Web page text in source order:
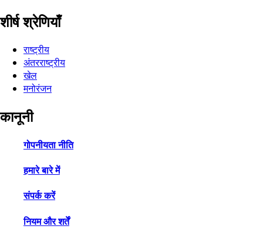
शीर्ष श्रेणियाँ
राष्ट्रीय
अंतरराष्ट्रीय
खेल
मनोरंजन
कानूनी
गोपनीयता नीति
हमारे बारे में
संपर्क करें
नियम और शर्तें